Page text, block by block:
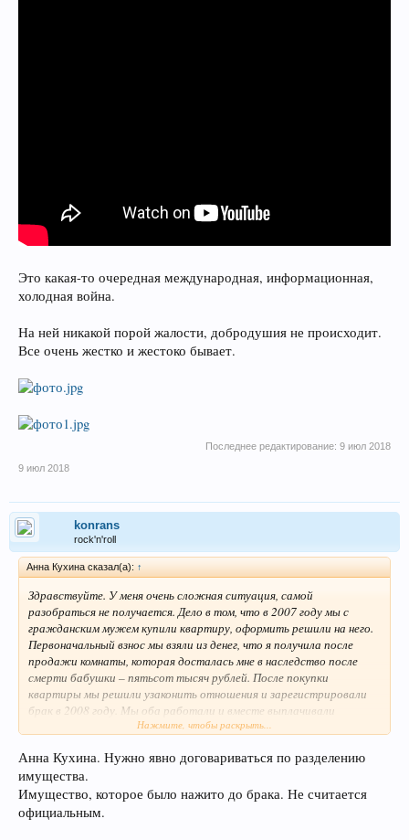
Это какая-то очередная международная, информационная,
холодная война.
На ней никакой порой жалости, добродушия не происходит.
Все очень жестко и жестоко бывает.
Последнее редактирование: 9 июл 2018
9 июл 2018
konrans
rock'n'roll
Анна Кухина сказал(а): ↑
Здравствуйте. У меня очень сложная ситуация, самой
разобраться не получается. Дело в том, что в 2007 году мы с
гражданским мужем купили квартиру, оформить решили на него.
Первоначальный взнос мы взяли из денег, что я получила после
продажи комнаты, которая досталась мне в наследство после
смерти бабушки – пятьсот тысяч рублей. После покупки
квартиры мы решили узаконить отношения и зарегистрировали
брак в 2008 году. Мы оба работали и вместе выплачивали
ежемесячные платежи. В 2010 году у нас родился ребенок. В
отношений, ребенок со мной, мы живем с моими родителями. Мы
собираемся разводиться, ребенок останется жить со мной.
Однако на счет квартиры не все ясно, т.к. она куплена до брака! На
какую долю я и мой ребенок можем рассчитывать? Спасибо за
любую помощь!
Нажмите, чтобы раскрыть...
Анна Кухина. Нужно явно договариваться по разделению
имущества.
Имущество, которое было нажито до брака. Не считается
официальным.